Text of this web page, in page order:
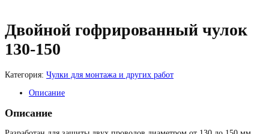
Двойной гофрированный чулок
130-150
Категория: Чулки для монтажа и других работ
Описание
Описание